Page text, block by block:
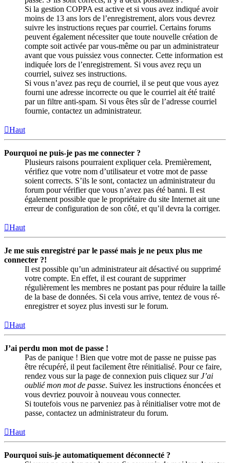
Si la gestion COPPA est active et si vous avez indiqué avoir
moins de 13 ans lors de l’enregistrement, alors vous devrez
suivre les instructions reçues par courriel. Certains forums
peuvent également nécessiter que toute nouvelle création de
compte soit activée par vous-même ou par un administrateur
avant que vous puissiez vous connecter. Cette information est
indiquée lors de l’enregistrement. Si vous avez reçu un
courriel, suivez ses instructions.
Si vous n’avez pas reçu de courriel, il se peut que vous ayez
fourni une adresse incorrecte ou que le courriel ait été traité
par un filtre anti-spam. Si vous êtes sûr de l’adresse courriel
fournie, contactez un administrateur.
Haut
Pourquoi ne puis-je pas me connecter ?
Plusieurs raisons pourraient expliquer cela. Premièrement,
vérifiez que votre nom d’utilisateur et votre mot de passe
soient corrects. S’ils le sont, contactez un administrateur du
forum pour vérifier que vous n’avez pas été banni. Il est
également possible que le propriétaire du site Internet ait une
erreur de configuration de son côté, et qu’il devra la corriger.
Haut
Je me suis enregistré par le passé mais je ne peux plus me
connecter ?!
Il est possible qu’un administrateur ait désactivé ou supprimé
votre compte. En effet, il est courant de supprimer
régulièrement les membres ne postant pas pour réduire la taille
de la base de données. Si cela vous arrive, tentez de vous ré-
enregistrer et soyez plus investi sur le forum.
Haut
J’ai perdu mon mot de passe !
Pas de panique ! Bien que votre mot de passe ne puisse pas
être récupéré, il peut facilement être réinitialisé. Pour ce faire,
rendez vous sur la page de connexion puis cliquez surJ’ai
oublié mon mot de passe. Suivez les instructions énoncées et
vous devriez pouvoir à nouveau vous connecter.
Si toutefois vous ne parveniez pas à réinitialiser votre mot de
passe, contactez un administrateur du forum.
Haut
Pourquoi suis-je automatiquement déconnecté ?